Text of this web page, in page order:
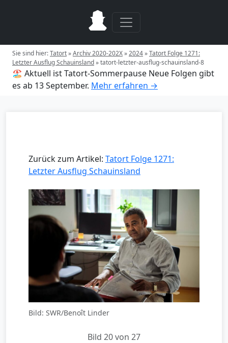
Sie sind hier:Tatort»Archiv 2020-202X»2024»Tatort Folge 1271:
Letzter Ausflug Schauinsland»tatort-letzter-ausflug-schauinsland-8
🏖️ Aktuell ist Tatort-Sommerpause Neue Folgen gibt
es ab 13 September. Mehr erfahren →
Zurück zum Artikel: Tatort Folge 1271:
Letzter Ausflug Schauinsland
Bild: SWR/Benoît Linder
Bild 20 von 27